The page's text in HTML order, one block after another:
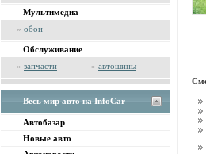
Мультимедиа
» обои
Обслуживание
» запчасти » автошины
Весь мир авто на InfoCar
Автобазар
Новые авто